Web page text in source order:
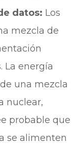
datos: Los
mezcla de
La energía
una mezcla
nuclear,
probable que
se alimenten